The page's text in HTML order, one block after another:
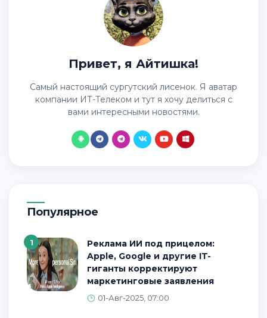
Привет, я Айтишка!
Самый настоящий сургутский лисенок. Я аватар
компании ИТ-Телеком и тут я хочу делиться с
вами интересными новостями.
Популярное
1
Реклама ИИ под прицелом:
Apple, Google и другие IT-
гиганты корректируют
маркетинговые заявления
01-Авг-2025, 07:00